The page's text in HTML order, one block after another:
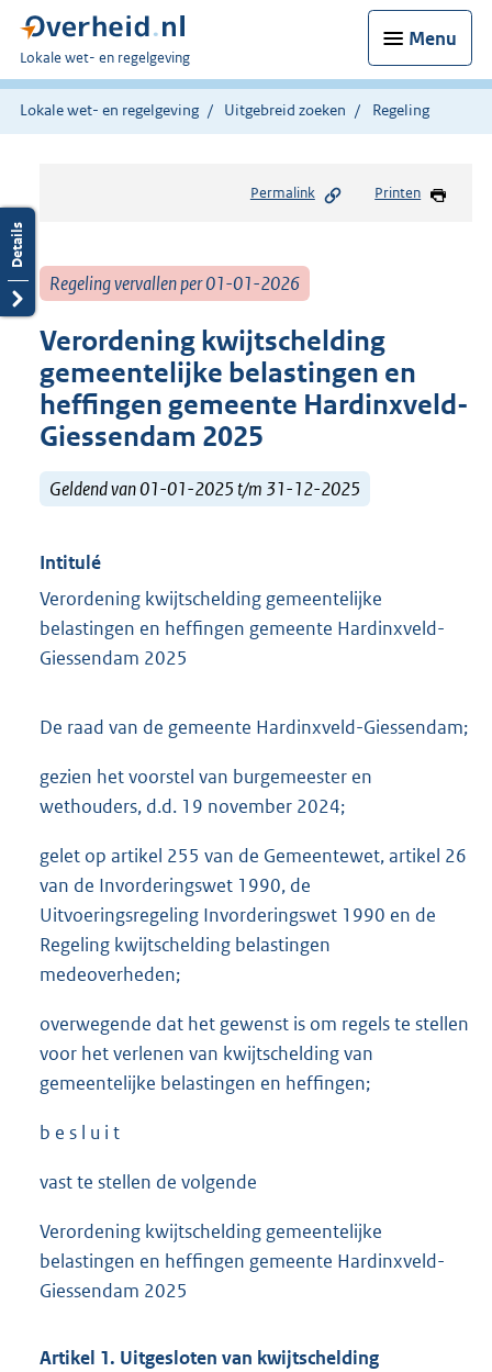
Menu
U
bent
hier:
Lokale wet- en regelgeving
Lokale wet- en regelgeving Uitgebreid zoeken Regeling
Permalink Printen
Regeling vervallen per 01-01-2026
Verordening kwijtschelding
gemeentelijke belastingen en
heffingen gemeente Hardinxveld-
Giessendam 2025
Geldend van 01-01-2025 t/m 31-12-2025
Intitulé
Verordening kwijtschelding gemeentelijke
belastingen en heffingen gemeente Hardinxveld-
Giessendam 2025
De raad van de gemeente Hardinxveld-Giessendam;
gezien het voorstel van burgemeester en
wethouders, d.d. 19 november 2024;
gelet op artikel 255 van de Gemeentewet, artikel 26
van de Invorderingswet 1990, de
Uitvoeringsregeling Invorderingswet 1990 en de
Regeling kwijtschelding belastingen
medeoverheden;
overwegende dat het gewenst is om regels te stellen
voor het verlenen van kwijtschelding van
gemeentelijke belastingen en heffingen;
b e s l u i t
vast te stellen de volgende
Verordening kwijtschelding gemeentelijke
belastingen en heffingen gemeente Hardinxveld-
Giessendam 2025
Artikel 1. Uitgesloten van kwijtschelding